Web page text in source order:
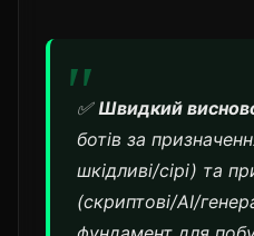
✅ Швидкий
ботів за
шкідливі/сірі) та
(скриптові/AI/